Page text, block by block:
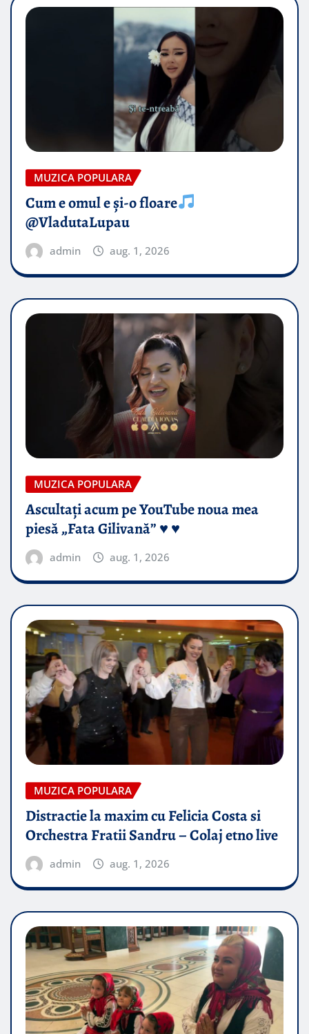
MUZICA POPULARA
Cum e omul e și-o floare
@VladutaLupau
admin aug. 1, 2026
MUZICA POPULARA
Ascultați acum pe YouTube noua mea
piesă „Fata Gilivană” ♥️ ♥️
admin aug. 1, 2026
MUZICA POPULARA
Distractie la maxim cu Felicia Costa si
Orchestra Fratii Sandru – Colaj etno live
admin aug. 1, 2026